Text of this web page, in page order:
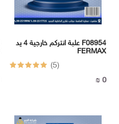
علبة انتركم خارجية 4 يد F08954
FERMAX
(5)
0 ₪